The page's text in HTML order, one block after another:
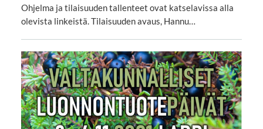
Ohjelma ja tilaisuuden tallenteet ovat katselavissa alla
olevista linkeistä. Tilaisuuden avaus, Hannu…